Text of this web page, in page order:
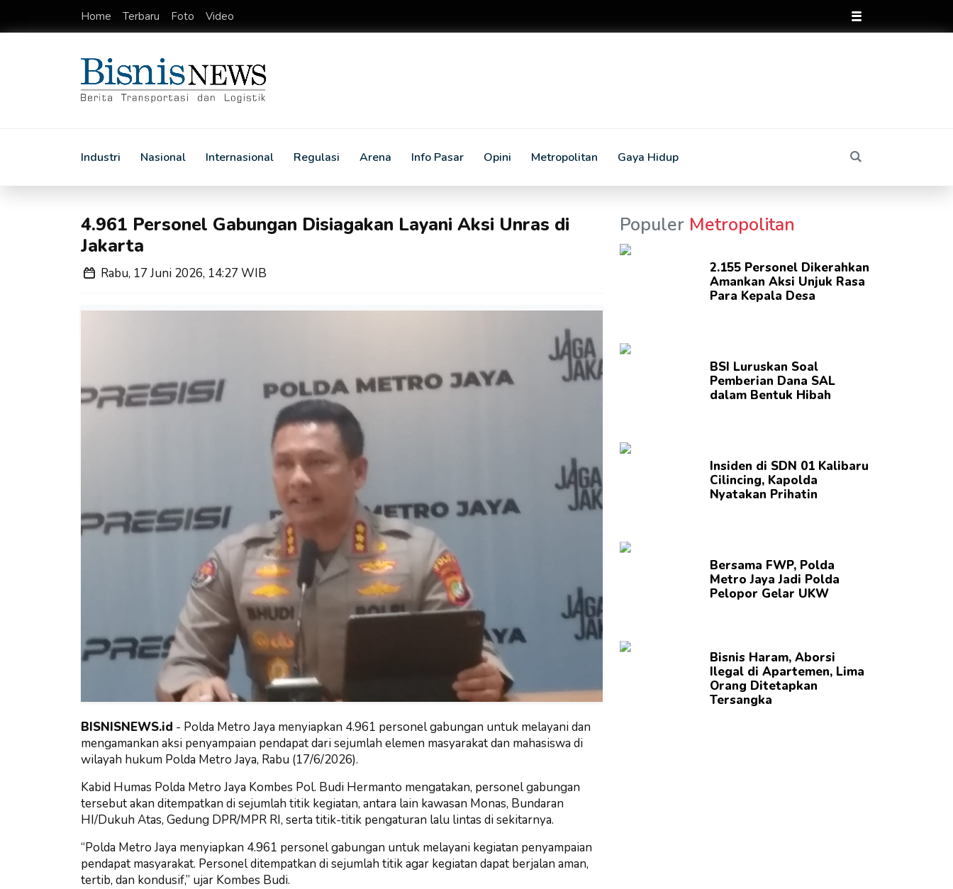
Home Terbaru Foto Video
Industri Nasional Internasional Regulasi Arena Info Pasar Opini Metropolitan Gaya Hidup
4.961 Personel Gabungan Disiagakan Layani Aksi Unras di
Jakarta
Rabu, 17 Juni 2026, 14:27 WIB
BISNISNEWS.id - Polda Metro Jaya menyiapkan 4.961 personel gabungan untuk melayani dan
mengamankan aksi penyampaian pendapat dari sejumlah elemen masyarakat dan mahasiswa di
wilayah hukum Polda Metro Jaya, Rabu (17/6/2026).
Kabid Humas Polda Metro Jaya Kombes Pol. Budi Hermanto mengatakan, personel gabungan
tersebut akan ditempatkan di sejumlah titik kegiatan, antara lain kawasan Monas, Bundaran
HI/Dukuh Atas, Gedung DPR/MPR RI, serta titik-titik pengaturan lalu lintas di sekitarnya.
“Polda Metro Jaya menyiapkan 4.961 personel gabungan untuk melayani kegiatan penyampaian
pendapat masyarakat. Personel ditempatkan di sejumlah titik agar kegiatan dapat berjalan aman,
tertib, dan kondusif,” ujar Kombes Budi.
Populer Metropolitan
2.155 Personel Dikerahkan
Amankan Aksi Unjuk Rasa
Para Kepala Desa
BSI Luruskan Soal
Pemberian Dana SAL
dalam Bentuk Hibah
Insiden di SDN 01 Kalibaru
Cilincing, Kapolda
Nyatakan Prihatin
Bersama FWP, Polda
Metro Jaya Jadi Polda
Pelopor Gelar UKW
Bisnis Haram, Aborsi
Ilegal di Apartemen, Lima
Orang Ditetapkan
Tersangka